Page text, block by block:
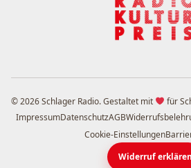
© 2026 Schlager Radio. Gestaltet mit
für
ImpressumDatenschutzAGB
Cookie-Einstellungen
Widerruf erklären